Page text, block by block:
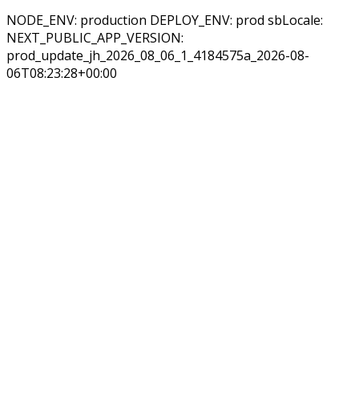
NODE_ENV: production DEPLOY_ENV: prod sbLocale:
NEXT_PUBLIC_APP_VERSION:
prod_update_jh_2026_08_06_1_4184575a_2026-08-
06T08:23:28+00:00